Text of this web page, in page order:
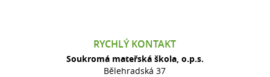
RYCHLÝ KONTAKT
Soukromá mateřská škola, o.p.s.
Bělehradská 37